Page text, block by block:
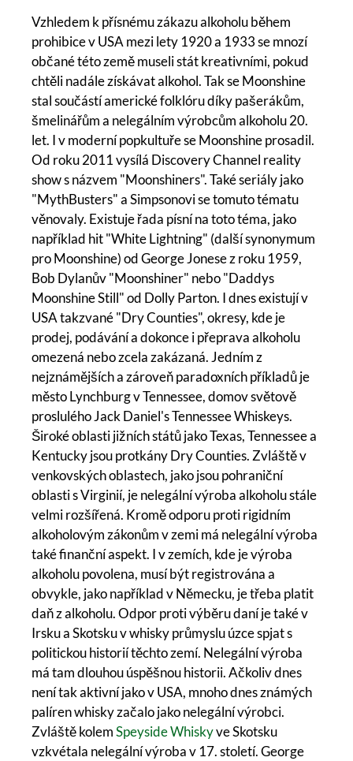
Vzhledem k přísnému zákazu alkoholu během
prohibice v USA mezi lety 1920 a 1933 se mnozí
občané této země museli stát kreativními, pokud
chtěli nadále získávat alkohol. Tak se Moonshine
stal součástí americké folklóru díky pašerákům,
šmelinářům a nelegálním výrobcům alkoholu 20.
let. I v moderní popkultuře se Moonshine prosadil.
Od roku 2011 vysílá Discovery Channel reality
show s názvem "Moonshiners". Také seriály jako
"MythBusters" a Simpsonovi se tomuto tématu
věnovaly. Existuje řada písní na toto téma, jako
například hit "White Lightning" (další synonymum
pro Moonshine) od George Jonese z roku 1959,
Bob Dylanův "Moonshiner" nebo "Daddys
Moonshine Still" od Dolly Parton. I dnes existují v
USA takzvané "Dry Counties", okresy, kde je
prodej, podávání a dokonce i přeprava alkoholu
omezená nebo zcela zakázaná. Jedním z
nejznámějších a zároveň paradoxních příkladů je
město Lynchburg v Tennessee, domov světově
proslulého Jack Daniel's Tennessee Whiskeys.
Široké oblasti jižních států jako Texas, Tennessee a
Kentucky jsou protkány Dry Counties. Zvláště v
venkovských oblastech, jako jsou pohraniční
oblasti s Virginií, je nelegální výroba alkoholu stále
velmi rozšířená. Kromě odporu proti rigidním
alkoholovým zákonům v zemi má nelegální výroba
také finanční aspekt. I v zemích, kde je výroba
alkoholu povolena, musí být registrována a
obvykle, jako například v Německu, je třeba platit
daň z alkoholu. Odpor proti výběru daní je také v
Irsku a Skotsku v whisky průmyslu úzce spjat s
politickou historií těchto zemí. Nelegální výroba
má tam dlouhou úspěšnou historii. Ačkoliv dnes
není tak aktivní jako v USA, mnoho dnes známých
palíren whisky začalo jako nelegální výrobci.
Zvláště kolemSpeyside Whiskyve Skotsku
vzkvétala nelegální výroba v 17. století. George